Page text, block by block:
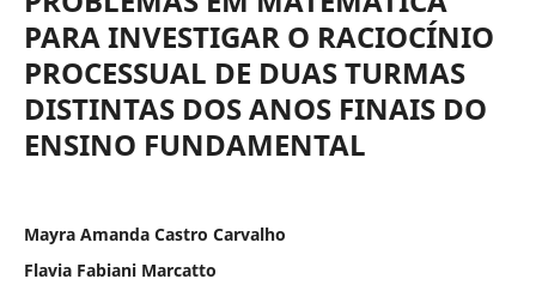
PARA INVESTIGAR O RACIOCÍNIO
PROCESSUAL DE DUAS TURMAS
DISTINTAS DOS ANOS FINAIS DO
ENSINO FUNDAMENTAL
Mayra Amanda Castro Carvalho
Flavia Fabiani Marcatto